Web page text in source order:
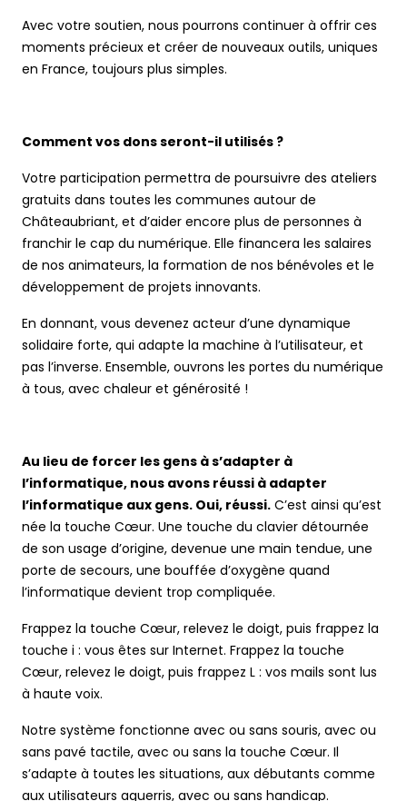
Avec votre soutien, nous pourrons continuer à offrir ces
moments précieux et créer de nouveaux outils, uniques
en France, toujours plus simples.
Comment vos dons seront-il utilisés ?
Votre participation permettra de poursuivre des ateliers
gratuits dans toutes les communes autour de
Châteaubriant, et d’aider encore plus de personnes à
franchir le cap du numérique. Elle financera les salaires
de nos animateurs, la formation de nos bénévoles et le
développement de projets innovants.
En donnant, vous devenez acteur d’une dynamique
solidaire forte, qui adapte la machine à l’utilisateur, et
pas l’inverse. Ensemble, ouvrons les portes du numérique
à tous, avec chaleur et générosité !
Au lieu de forcer les gens à s’adapter à
l’informatique, nous avons réussi à adapter
l’informatique aux gens. Oui, réussi. C’est ainsi qu’est
née la touche Cœur. Une touche du clavier détournée
de son usage d’origine, devenue une main tendue, une
porte de secours, une bouffée d’oxygène quand
l’informatique devient trop compliquée.
Frappez la touche Cœur, relevez le doigt, puis frappez la
touche i : vous êtes sur Internet. Frappez la touche
Cœur, relevez le doigt, puis frappez L : vos mails sont lus
à haute voix.
Notre système fonctionne avec ou sans souris, avec ou
sans pavé tactile, avec ou sans la touche Cœur. Il
s’adapte à toutes les situations, aux débutants comme
aux utilisateurs aguerris, avec ou sans handicap.